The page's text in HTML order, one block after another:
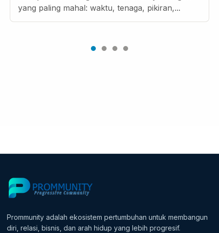
yang paling mahal: waktu, tenaga, pikiran,...
Prommunity adalah ekosistem pertumbuhan untuk membangun
diri, relasi, bisnis, dan arah hidup yang lebih progresif.